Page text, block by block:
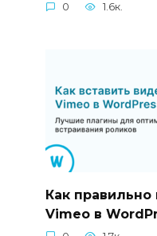
0 1.6к.
Как правильно
Vimeo в